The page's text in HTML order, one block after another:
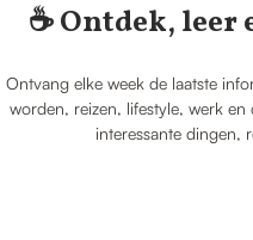
☕️ Ontdek,
Ontvang elke week de laatste
worden, reizen, lifestyle, werk
interessante dingen,